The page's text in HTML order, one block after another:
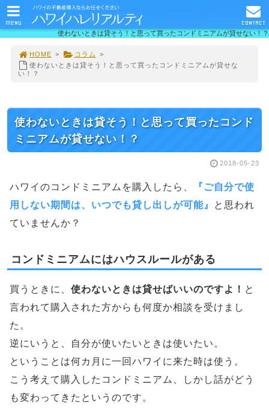
使わないときは貸そう！と思って買ったコンドミニアムが貸せない！？
HOME > コラム
>
使わないときは貸そう！と思って買ったコンドミニアムが貸せな
い！？
使わないときは貸そう！と思って買ったコンド
ミニアムが貸せない！？
2018-05-23
ハワイのコンドミニアムを購入したら、
『ご自分で使
用しない期間は、いつでも貸し出しが可能』
と思われ
ていませんか？
コンドミニアムにはハウスルールがある
買うときに、 使わないときは貸せばいいのですよ！ と
言われて購入された方からも何度か相談を受けまし
た。
逆にいうと、自分が使いたいときは使いたい。
ということは何カ月に一回ハワイに来た時は使う。
こう考えて購入したコンドミニアム、しかし話がどう
も変わってきたというのです。
MENU CONTACT